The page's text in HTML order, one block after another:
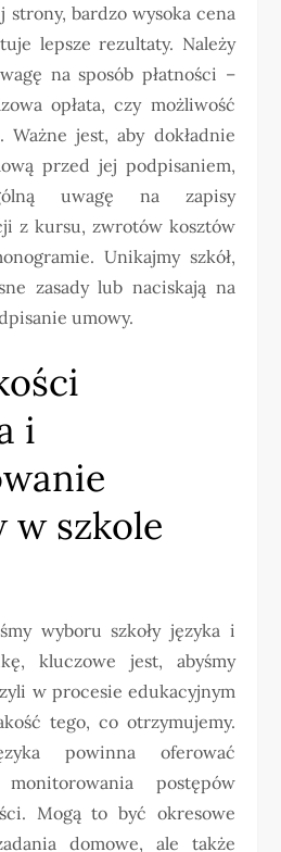
bardzo wysoka cena
lepsze rezultaty. Należy
na sposób płatności –
opłata, czy możliwość
Ważne jest, aby dokładnie
przed jej podpisaniem,
uwagę na zapisy
z kursu, zwrotów kosztów
Unikajmy szkół,
zasady lub naciskają na
umowy.
i
w szkole
wyboru szkoły języka i
kluczowe jest, abyśmy
w procesie edukacyjnym
tego, co otrzymujemy.
powinna oferować
postępów
Mogą to być okresowe
domowe, ale także